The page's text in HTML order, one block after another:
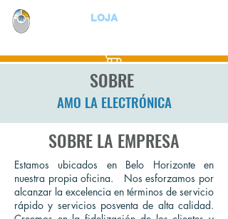
LOJA
SOBRE
AMO LA ELECTRÓNICA
SOBRE LA EMPRESA
Estamos ubicados en Belo Horizonte en
nuestra propia oficina. Nos esforzamos por
alcanzar la excelencia en términos de servicio
rápido y servicios posventa de alta calidad.